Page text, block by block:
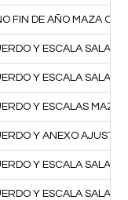
FIN DE AÑO MAZA
Y ESCALA
Y ESCALA
Y ESCALAS MAZA
Y ANEXO AJUSTE
Y ESCALA
Y ESCALA